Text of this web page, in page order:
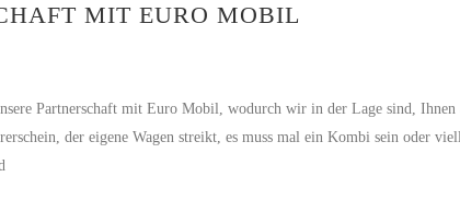
MIT EURO MOBIL
Partnerschaft mit Euro Mobil, wodurch wir in der Lage sind,
der eigene Wagen streikt, es muss mal ein Kombi sein oder